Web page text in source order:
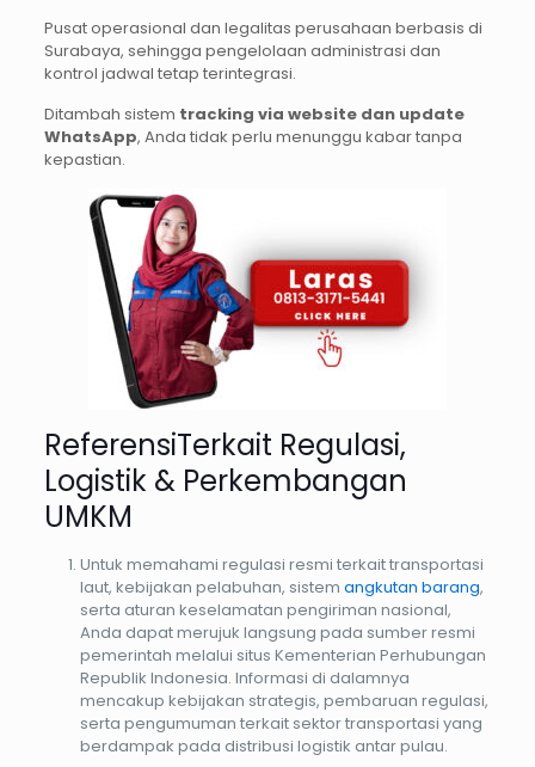
Pusat operasional dan legalitas perusahaan berbasis di
Surabaya, sehingga pengelolaan administrasi dan
kontrol jadwal tetap terintegrasi.
Ditambah sistem tracking via website dan update
WhatsApp, Anda tidak perlu menunggu kabar tanpa
kepastian.
ReferensiTerkait Regulasi,
Logistik & Perkembangan
UMKM
Untuk memahami regulasi resmi terkait transportasi
laut, kebijakan pelabuhan, sistem angkutan barang,
serta aturan keselamatan pengiriman nasional,
Anda dapat merujuk langsung pada sumber resmi
pemerintah melalui situs Kementerian Perhubungan
Republik Indonesia. Informasi di dalamnya
mencakup kebijakan strategis, pembaruan regulasi,
serta pengumuman terkait sektor transportasi yang
berdampak pada distribusi logistik antar pulau.